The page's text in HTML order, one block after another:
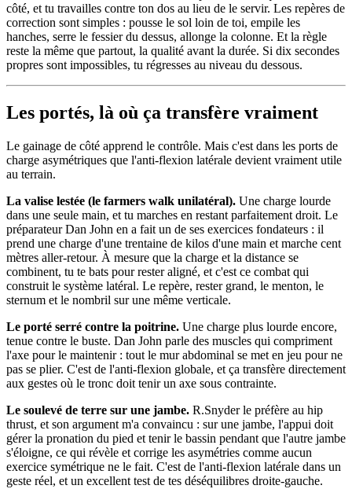
côté, et tu travailles contre ton dos au lieu de le servir. Les repères de
correction sont simples : pousse le sol loin de toi, empile les
hanches, serre le fessier du dessus, allonge la colonne. Et la règle
reste la même que partout, la qualité avant la durée. Si dix secondes
propres sont impossibles, tu régresses au niveau du dessous.
Les portés, là où ça transfère vraiment
Le gainage de côté apprend le contrôle. Mais c'est dans les ports de
charge asymétriques que l'anti-flexion latérale devient vraiment utile
au terrain.
La valise lestée (le farmers walk unilatéral). Une charge lourde
dans une seule main, et tu marches en restant parfaitement droit. Le
préparateur Dan John en a fait un de ses exercices fondateurs : il
prend une charge d'une trentaine de kilos d'une main et marche cent
mètres aller-retour. À mesure que la charge et la distance se
combinent, tu te bats pour rester aligné, et c'est ce combat qui
construit le système latéral. Le repère, rester grand, le menton, le
sternum et le nombril sur une même verticale.
Le porté serré contre la poitrine. Une charge plus lourde encore,
tenue contre le buste. Dan John parle des muscles qui compriment
l'axe pour le maintenir : tout le mur abdominal se met en jeu pour ne
pas se plier. C'est de l'anti-flexion globale, et ça transfère directement
aux gestes où le tronc doit tenir un axe sous contrainte.
Le soulevé de terre sur une jambe. R.Snyder le préfère au hip
thrust, et son argument m'a convaincu : sur une jambe, l'appui doit
gérer la pronation du pied et tenir le bassin pendant que l'autre jambe
s'éloigne, ce qui révèle et corrige les asymétries comme aucun
exercice symétrique ne le fait. C'est de l'anti-flexion latérale dans un
geste réel, et un excellent test de tes déséquilibres droite-gauche.